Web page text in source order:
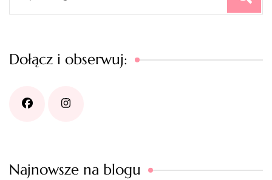
Dołącz i obserwuj:
Najnowsze na blogu